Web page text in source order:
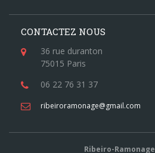
CONTACTEZ NOUS
36 rue duranton
75015 Paris
06 22 76 31 37
ribeiroramonage@gmail.com
Ribeiro-Ramonage